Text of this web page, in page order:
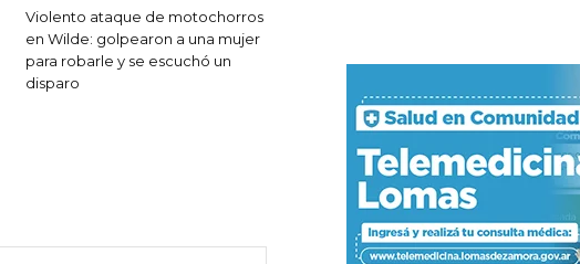
Violento ataque de motochorros
en Wilde: golpearon a una mujer
para robarle y se escuchó un
disparo